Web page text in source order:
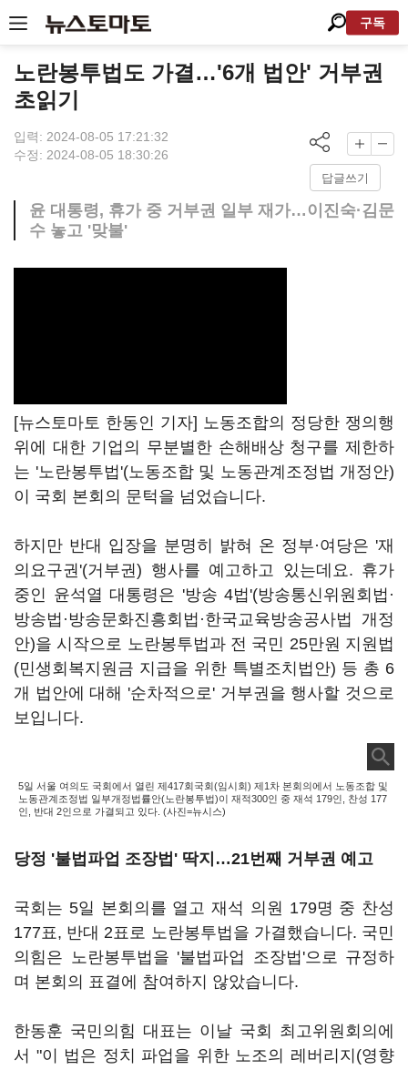
구독
노란봉투법도 가결…'6개 법안' 거부권
초읽기
입력: 2024-08-05 17:21:32
수정: 2024-08-05 18:30:26
답글쓰기
윤 대통령, 휴가 중 거부권 일부 재가…이진숙·김문
수 놓고 '맞불'
[뉴스토마토 한동인 기자] 노동조합의 정당한 쟁의행
위에 대한 기업의 무분별한 손해배상 청구를 제한하
는 '노란봉투법'(노동조합 및 노동관계조정법 개정안)
이 국회 본회의 문턱을 넘었습니다.
하지만 반대 입장을 분명히 밝혀 온 정부·여당은 '재
의요구권'(거부권) 행사를 예고하고 있는데요. 휴가
중인 윤석열 대통령은 '방송 4법'(방송통신위원회법·
방송법·방송문화진흥회법·한국교육방송공사법 개정
안)을 시작으로 노란봉투법과 전 국민 25만원 지원법
(민생회복지원금 지급을 위한 특별조치법안) 등 총 6
개 법안에 대해 '순차적으로' 거부권을 행사할 것으로
보입니다.
5일 서울 여의도 국회에서 열린 제417회국회(임시회) 제1차 본회의에서 노동조합 및
노동관계조정법 일부개정법률안(노란봉투법)이 재적300인 중 재석 179인, 찬성 177
인, 반대 2인으로 가결되고 있다. (사진=뉴시스)
당정 '불법파업 조장법' 딱지…21번째 거부권 예고
국회는 5일 본회의를 열고 재석 의원 179명 중 찬성
177표, 반대 2표로 노란봉투법을 가결했습니다. 국민
의힘은 노란봉투법을 '불법파업 조장법'으로 규정하
며 본회의 표결에 참여하지 않았습니다.
한동훈 국민의힘 대표는 이날 국회 최고위원회의에
서 "이 법은 정치 파업을 위한 노조의 레버리지(영향